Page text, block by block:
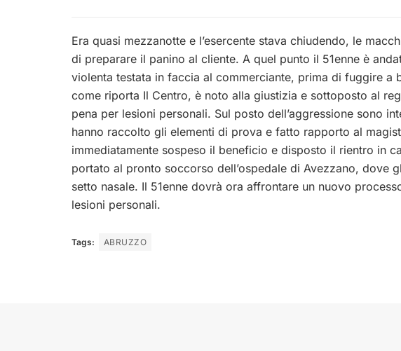
Era quasi mezzanotte e l’esercente stava chiudendo, le
di preparare il panino al cliente. A quel punto il 51enne è
violenta testata in faccia al commerciante, prima di fuggire a
come riporta Il Centro, è noto alla giustizia e sottoposto al
pena per lesioni personali. Sul posto dell’aggressione sono
hanno raccolto gli elementi di prova e fatto rapporto al
immediatamente sospeso il beneficio e disposto il rientro in
portato al pronto soccorso dell’ospedale di Avezzano, dove
setto nasale. Il 51enne dovrà ora affrontare un nuovo
lesioni personali.
Tags: ABRUZZO